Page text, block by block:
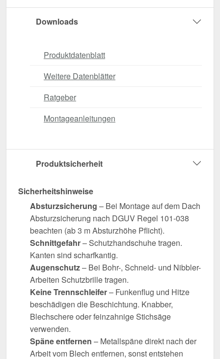
Downloads
Produktdatenblatt
Weitere Datenblätter
Ratgeber
Montageanleitungen
Produktsicherheit
Sicherheitshinweise
Absturzsicherung – Bei Montage auf dem Dach
Absturzsicherung nach DGUV Regel 101-038
beachten (ab 3 m Absturzhöhe Pflicht).
Schnittgefahr– Schutzhandschuhe tragen.
Kanten sind scharfkantig.
Augenschutz– Bei Bohr-, Schneid- und Nibbler-
Arbeiten Schutzbrille tragen.
Keine Trennschleifer– Funkenflug und Hitze
beschädigen die Beschichtung. Knabber,
Blechschere oder feinzahnige Stichsäge
verwenden.
Späne entfernen – Metallspäne direkt nach der
Arbeit vom Blech entfernen, sonst entstehen